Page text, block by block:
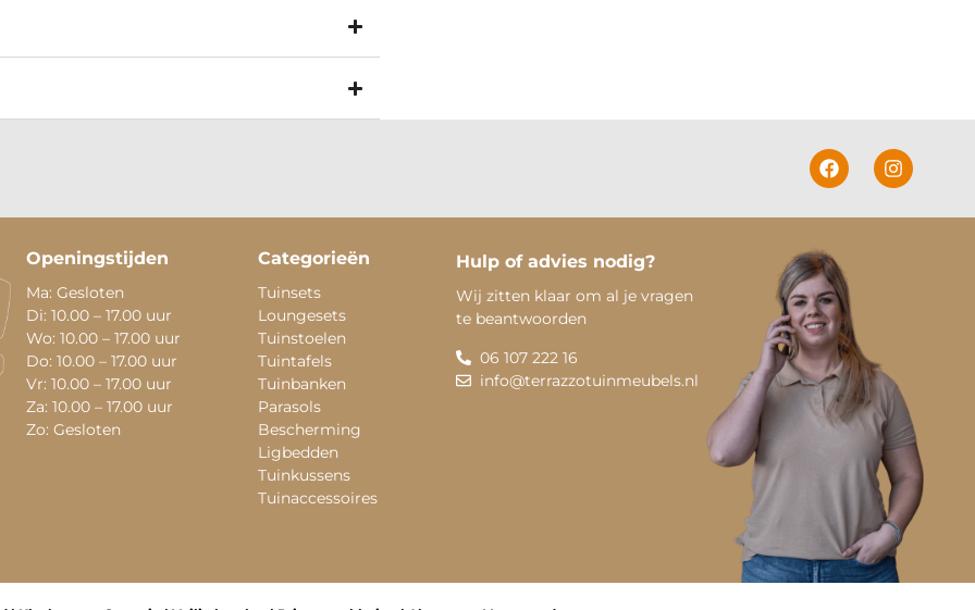
Openingstijden
Ma: Gesloten
Di: 10.00 – 17.00 uur
Wo: 10.00 – 17.00 uur
Do: 10.00 – 17.00 uur
Vr: 10.00 – 17.00 uur
Za: 10.00 – 17.00 uur
Zo: Gesloten
Categorieën
Tuinsets
Loungesets
Tuinstoelen
Tuintafels
Tuinbanken
Parasols
Bescherming
Ligbedden
Tuinkussens
Tuinaccessoires
Hulp of advies nodig?
Wij zitten klaar om al je vragen
te beantwoorden
06 107 222 16
info@terrazzotuinmeubels.nl